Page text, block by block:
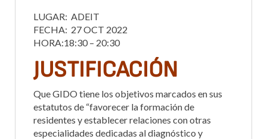
LUGAR: ADEIT
FECHA: 27 OCT 2022
HORA:18:30 – 20:30
JUSTIFICACIÓN
Que GIDO tiene los objetivos marcados en sus
estatutos de “favorecer la formación de
residentes y establecer relaciones con otras
especialidades dedicadas al diagnóstico y